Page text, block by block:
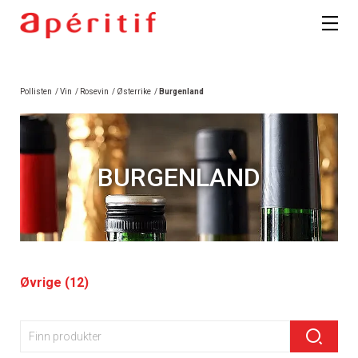
Pollisten /Vin / Rosevin / Østerrike / Burgenland
BURGENLAND
Øvrige (12)